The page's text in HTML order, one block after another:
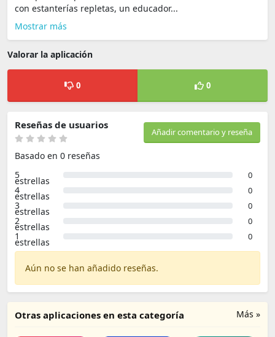
con estanterías repletas, un educador...
Mostrar más
Valorar la aplicación
0 0
Añadir comentario y reseña
Reseñas de usuarios
Basado en 0 reseñas
5
estrellas 0
4
estrellas 0
3
estrellas 0
2
estrellas 0
1
estrellas 0
Aún no se han añadido reseñas.
Más »
Otras aplicaciones en esta categoría